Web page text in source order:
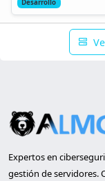
Desarrollo
Expertos en
gestión de servidores.